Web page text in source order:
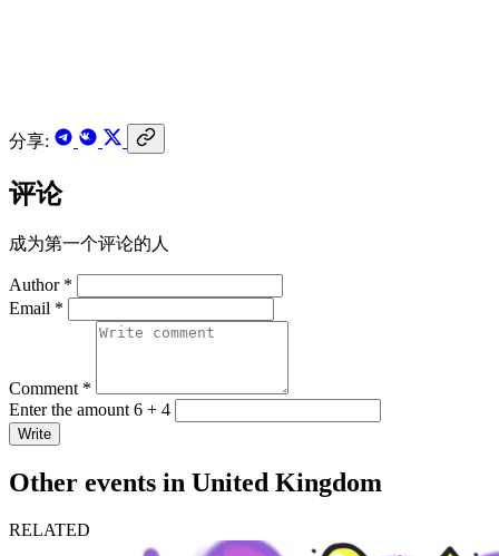
分享:
评论
成为第一个评论的人
Author *
Email *
Comment *
Enter the amount 6 + 4
Write
Other events in United Kingdom
RELATED